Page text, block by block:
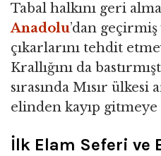
Tabal halkını geri
Anadolu’dan
çıkarlarını tehdit
Krallığını da
sırasında Mısır ülkesi
elinden kayıp gitmeye
İlk Elam Seferi ve